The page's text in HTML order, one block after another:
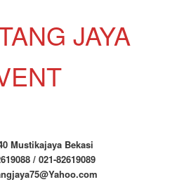
JAYA
Mustikajaya Bekasi
/ 021-82619089